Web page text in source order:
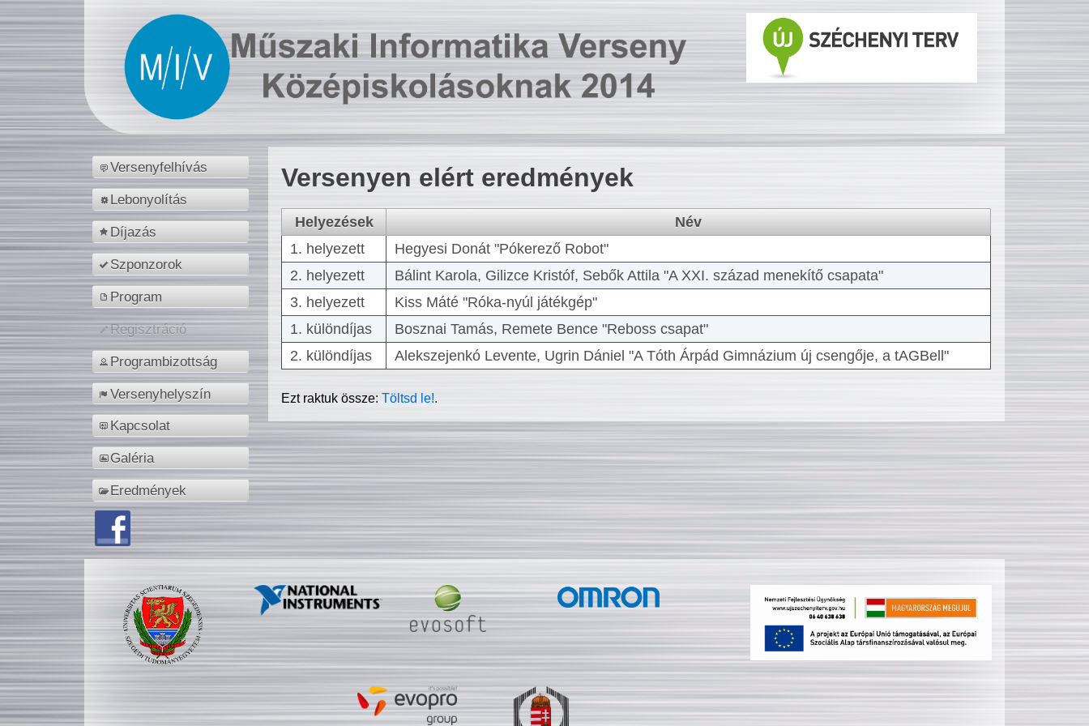
Versenyfelhívás
Lebonyolítás
Díjazás
Szponzorok
Program
Regisztráció
Programbizottság
Versenyhelyszín
Kapcsolat
Galéria
Eredmények
Versenyen elért eredmények
Helyezések
Név
1. helyezett
Hegyesi Donát "Pókerező Robot"
2. helyezett
Bálint Karola, Gilizce Kristóf, Sebők Attila "A XXI. század menekítő csapata"
3. helyezett
Kiss Máté "Róka-nyúl játékgép"
1. különdíjas
Bosznai Tamás, Remete Bence "Reboss csapat"
2. különdíjas
Alekszejenkó Levente, Ugrin Dániel "A Tóth Árpád Gimnázium új csengője, a tAGBell"
Ezt raktuk össze:Töltsd le!.